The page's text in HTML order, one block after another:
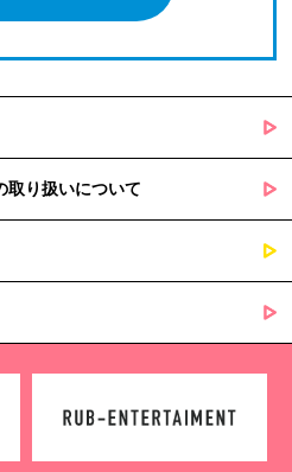
取り扱いについて